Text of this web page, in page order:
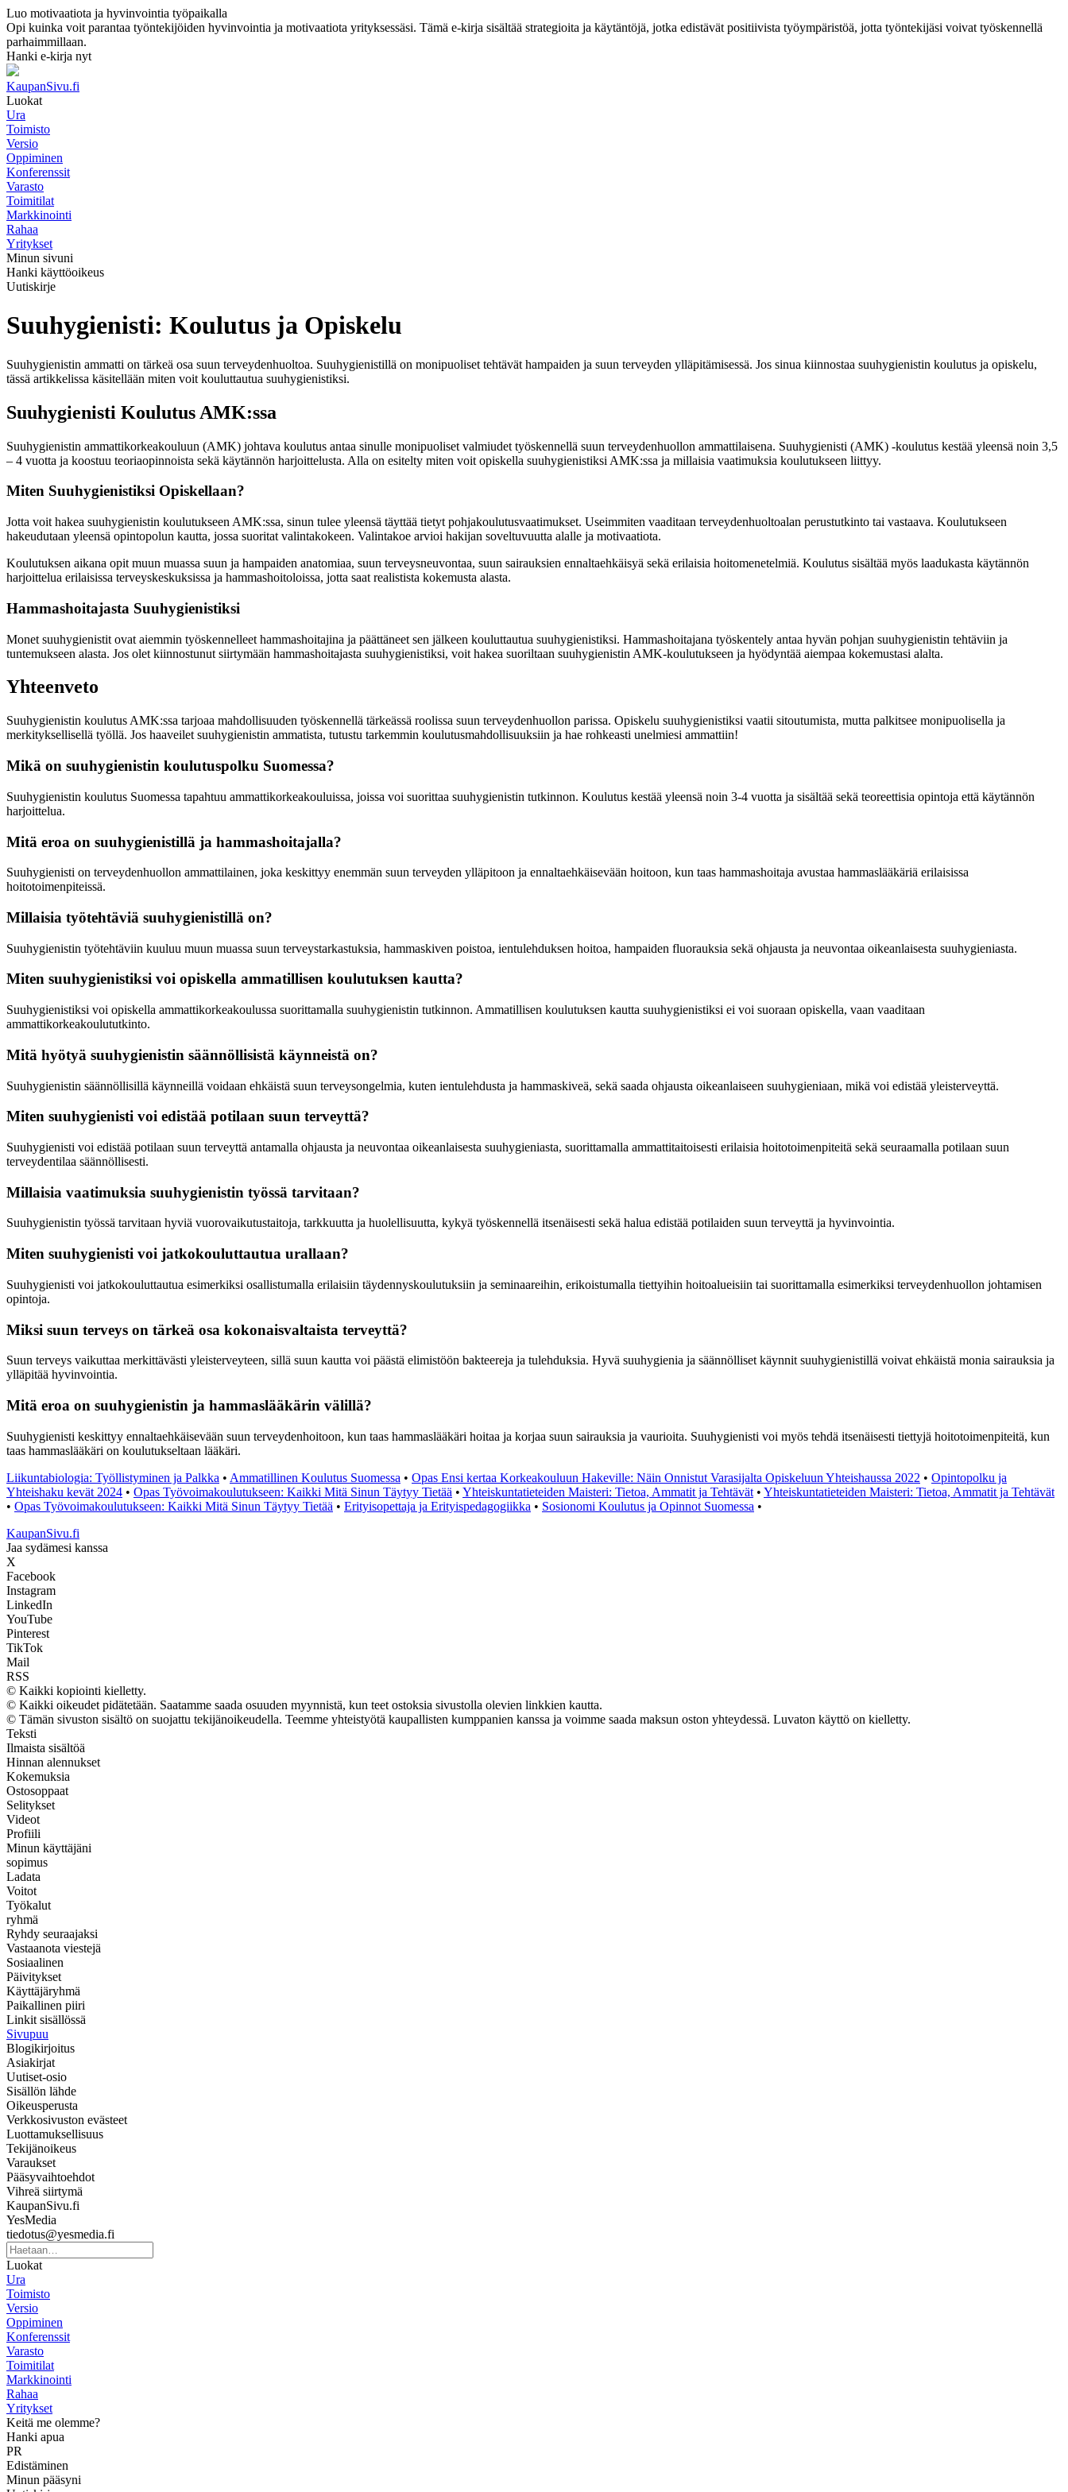
Luo motivaatiota ja hyvinvointia työpaikalla
Opi kuinka voit parantaa työntekijöiden hyvinvointia ja motivaatiota yrityksessäsi. Tämä e-kirja sisältää strategioita ja käytäntöjä, jotka edistävät positiivista työympäristöä, jotta työntekijäsi voivat työskennellä
parhaimmillaan.
Hanki e-kirja nyt
KaupanSivu.fi
Luokat
Ura
Toimisto
Versio
Oppiminen
Konferenssit
Varasto
Toimitilat
Markkinointi
Rahaa
Yritykset
Minun sivuni
Hanki käyttöoikeus
Uutiskirje
Suuhygienisti: Koulutus ja Opiskelu
Suuhygienistin ammatti on tärkeä osa suun terveydenhuoltoa. Suuhygienistillä on monipuoliset tehtävät hampaiden ja suun terveyden ylläpitämisessä. Jos sinua kiinnostaa suuhygienistin koulutus ja opiskelu,
tässä artikkelissa käsitellään miten voit kouluttautua suuhygienistiksi.
Suuhygienisti Koulutus AMK:ssa
Suuhygienistin ammattikorkeakouluun (AMK) johtava koulutus antaa sinulle monipuoliset valmiudet työskennellä suun terveydenhuollon ammattilaisena. Suuhygienisti (AMK) -koulutus kestää yleensä noin 3,5
– 4 vuotta ja koostuu teoriaopinnoista sekä käytännön harjoittelusta. Alla on esitelty miten voit opiskella suuhygienistiksi AMK:ssa ja millaisia vaatimuksia koulutukseen liittyy.
Miten Suuhygienistiksi Opiskellaan?
Jotta voit hakea suuhygienistin koulutukseen AMK:ssa, sinun tulee yleensä täyttää tietyt pohjakoulutusvaatimukset. Useimmiten vaaditaan terveydenhuoltoalan perustutkinto tai vastaava. Koulutukseen
hakeudutaan yleensä opintopolun kautta, jossa suoritat valintakokeen. Valintakoe arvioi hakijan soveltuvuutta alalle ja motivaatiota.
Koulutuksen aikana opit muun muassa suun ja hampaiden anatomiaa, suun terveysneuvontaa, suun sairauksien ennaltaehkäisyä sekä erilaisia hoitomenetelmiä. Koulutus sisältää myös laadukasta käytännön
harjoittelua erilaisissa terveyskeskuksissa ja hammashoitoloissa, jotta saat realistista kokemusta alasta.
Hammashoitajasta Suuhygienistiksi
Monet suuhygienistit ovat aiemmin työskennelleet hammashoitajina ja päättäneet sen jälkeen kouluttautua suuhygienistiksi. Hammashoitajana työskentely antaa hyvän pohjan suuhygienistin tehtäviin ja
tuntemukseen alasta. Jos olet kiinnostunut siirtymään hammashoitajasta suuhygienistiksi, voit hakea suoriltaan suuhygienistin AMK-koulutukseen ja hyödyntää aiempaa kokemustasi alalta.
Yhteenveto
Suuhygienistin koulutus AMK:ssa tarjoaa mahdollisuuden työskennellä tärkeässä roolissa suun terveydenhuollon parissa. Opiskelu suuhygienistiksi vaatii sitoutumista, mutta palkitsee monipuolisella ja
merkityksellisellä työllä. Jos haaveilet suuhygienistin ammatista, tutustu tarkemmin koulutusmahdollisuuksiin ja hae rohkeasti unelmiesi ammattiin!
Mikä on suuhygienistin koulutuspolku Suomessa?
Suuhygienistin koulutus Suomessa tapahtuu ammattikorkeakouluissa, joissa voi suorittaa suuhygienistin tutkinnon. Koulutus kestää yleensä noin 3-4 vuotta ja sisältää sekä teoreettisia opintoja että käytännön
harjoittelua.
Mitä eroa on suuhygienistillä ja hammashoitajalla?
Suuhygienisti on terveydenhuollon ammattilainen, joka keskittyy enemmän suun terveyden ylläpitoon ja ennaltaehkäisevään hoitoon, kun taas hammashoitaja avustaa hammaslääkäriä erilaisissa
hoitotoimenpiteissä.
Millaisia työtehtäviä suuhygienistillä on?
Suuhygienistin työtehtäviin kuuluu muun muassa suun terveystarkastuksia, hammaskiven poistoa, ientulehduksen hoitoa, hampaiden fluorauksia sekä ohjausta ja neuvontaa oikeanlaisesta suuhygieniasta.
Miten suuhygienistiksi voi opiskella ammatillisen koulutuksen kautta?
Suuhygienistiksi voi opiskella ammattikorkeakoulussa suorittamalla suuhygienistin tutkinnon. Ammatillisen koulutuksen kautta suuhygienistiksi ei voi suoraan opiskella, vaan vaaditaan
ammattikorkeakoulututkinto.
Mitä hyötyä suuhygienistin säännöllisistä käynneistä on?
Suuhygienistin säännöllisillä käynneillä voidaan ehkäistä suun terveysongelmia, kuten ientulehdusta ja hammaskiveä, sekä saada ohjausta oikeanlaiseen suuhygieniaan, mikä voi edistää yleisterveyttä.
Miten suuhygienisti voi edistää potilaan suun terveyttä?
Suuhygienisti voi edistää potilaan suun terveyttä antamalla ohjausta ja neuvontaa oikeanlaisesta suuhygieniasta, suorittamalla ammattitaitoisesti erilaisia hoitotoimenpiteitä sekä seuraamalla potilaan suun
terveydentilaa säännöllisesti.
Millaisia vaatimuksia suuhygienistin työssä tarvitaan?
Suuhygienistin työssä tarvitaan hyviä vuorovaikutustaitoja, tarkkuutta ja huolellisuutta, kykyä työskennellä itsenäisesti sekä halua edistää potilaiden suun terveyttä ja hyvinvointia.
Miten suuhygienisti voi jatkokouluttautua urallaan?
Suuhygienisti voi jatkokouluttautua esimerkiksi osallistumalla erilaisiin täydennyskoulutuksiin ja seminaareihin, erikoistumalla tiettyihin hoitoalueisiin tai suorittamalla esimerkiksi terveydenhuollon johtamisen
opintoja.
Miksi suun terveys on tärkeä osa kokonaisvaltaista terveyttä?
Suun terveys vaikuttaa merkittävästi yleisterveyteen, sillä suun kautta voi päästä elimistöön bakteereja ja tulehduksia. Hyvä suuhygienia ja säännölliset käynnit suuhygienistillä voivat ehkäistä monia sairauksia ja
ylläpitää hyvinvointia.
Mitä eroa on suuhygienistin ja hammaslääkärin välillä?
Suuhygienisti keskittyy ennaltaehkäisevään suun terveydenhoitoon, kun taas hammaslääkäri hoitaa ja korjaa suun sairauksia ja vaurioita. Suuhygienisti voi myös tehdä itsenäisesti tiettyjä hoitotoimenpiteitä, kun
taas hammaslääkäri on koulutukseltaan lääkäri.
Liikuntabiologia: Työllistyminen ja Palkka • Ammatillinen Koulutus Suomessa • Opas Ensi kertaa Korkeakouluun Hakeville: Näin Onnistut Varasijalta Opiskeluun Yhteishaussa 2022 • Opintopolku ja
Yhteishaku kevät 2024 • Opas Työvoimakoulutukseen: Kaikki Mitä Sinun Täytyy Tietää • Yhteiskuntatieteiden Maisteri: Tietoa, Ammatit ja Tehtävät • Yhteiskuntatieteiden Maisteri: Tietoa, Ammatit ja Tehtävät
• Opas Työvoimakoulutukseen: Kaikki Mitä Sinun Täytyy Tietää • Erityisopettaja ja Erityispedagogiikka • Sosionomi Koulutus ja Opinnot Suomessa •
KaupanSivu.fi
Jaa sydämesi kanssa
X
Facebook
Instagram
LinkedIn
YouTube
Pinterest
TikTok
Mail
RSS
© Kaikki kopiointi kielletty.
© Kaikki oikeudet pidätetään. Saatamme saada osuuden myynnistä, kun teet ostoksia sivustolla olevien linkkien kautta.
© Tämän sivuston sisältö on suojattu tekijänoikeudella. Teemme yhteistyötä kaupallisten kumppanien kanssa ja voimme saada maksun oston yhteydessä. Luvaton käyttö on kielletty.
Teksti
Ilmaista sisältöä
Hinnan alennukset
Kokemuksia
Ostosoppaat
Selitykset
Videot
Profiili
Minun käyttäjäni
sopimus
Ladata
Voitot
Työkalut
ryhmä
Ryhdy seuraajaksi
Vastaanota viestejä
Sosiaalinen
Päivitykset
Käyttäjäryhmä
Paikallinen piiri
Linkit sisällössä
Sivupuu
Blogikirjoitus
Asiakirjat
Uutiset-osio
Sisällön lähde
Oikeusperusta
Verkkosivuston evästeet
Luottamuksellisuus
Tekijänoikeus
Varaukset
Pääsyvaihtoehdot
Vihreä siirtymä
KaupanSivu.fi
YesMedia
tiedotus@yesmedia.fi
Luokat
Ura
Toimisto
Versio
Oppiminen
Konferenssit
Varasto
Toimitilat
Markkinointi
Rahaa
Yritykset
Keitä me olemme?
Hanki apua
PR
Edistäminen
Minun pääsyni